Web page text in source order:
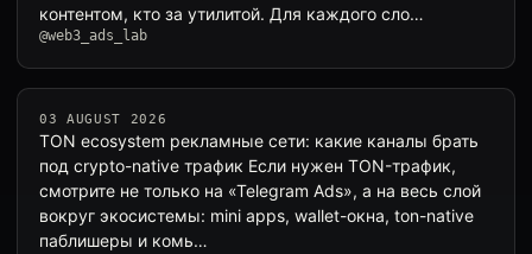
контентом, кто за утилитой. Для каждого сло…
@web3_ads_lab
03 AUGUST 2026
TON ecosystem рекламные сети: какие каналы брать
под crypto-native трафик Если нужен TON-трафик,
смотрите не только на «Telegram Ads», а на весь слой
вокруг экосистемы: mini apps, wallet-окна, ton-native
паблишеры и комь…